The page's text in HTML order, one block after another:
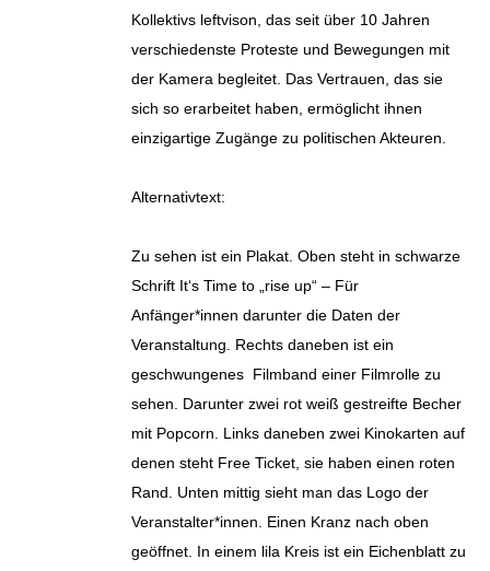
Kollektivs leftvison, das seit über 10 Jahren
verschiedenste Proteste und Bewegungen mit
der Kamera begleitet. Das Vertrauen, das sie
sich so erarbeitet haben, ermöglicht ihnen
einzigartige Zugänge zu politischen Akteuren.
Alternativtext:
Zu sehen ist ein Plakat. Oben steht in schwarze
Schrift It‘s Time to „rise up“ – Für
Anfänger*innen darunter die Daten der
Veranstaltung. Rechts daneben ist ein
geschwungenes Filmband einer Filmrolle zu
sehen. Darunter zwei rot weiß gestreifte Becher
mit Popcorn. Links daneben zwei Kinokarten auf
denen steht Free Ticket, sie haben einen roten
Rand. Unten mittig sieht man das Logo der
Veranstalter*innen. Einen Kranz nach oben
geöffnet. In einem lila Kreis ist ein Eichenblatt zu